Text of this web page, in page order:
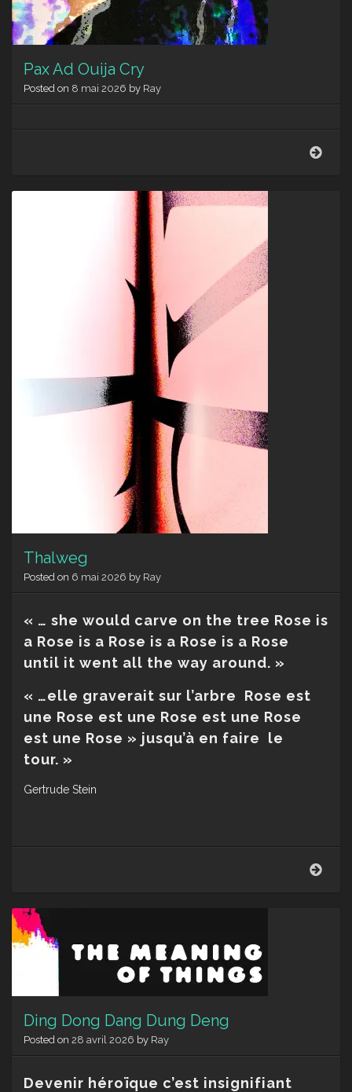
Pax Ad Ouija Cry
Posted on 8 mai 2026 by Ray
Thalweg
Posted on 6 mai 2026 by Ray
« … she would carve on the tree Rose is
a Rose is a Rose is a Rose is a Rose
until it went all the way around. »
« …elle graverait sur l’arbre
Rose est
une Rose est une Rose est une Rose
est une Rose » jusqu’à en faire
le
tour. »
Gertrude Stein
Ding Dong Dang Dung Deng
Posted on 28 avril 2026 by Ray
Devenir héroïque c’est insignifiant